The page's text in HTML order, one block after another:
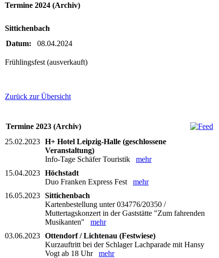
Termine 2024 (Archiv)
Sittichenbach
Datum:
08.04.2024
Frühlingsfest (ausverkauft)
Zurück zur Übersicht
Termine 2023 (Archiv)
25.02.2023 H+ Hotel Leipzig-Halle (geschlossene
Veranstaltung)
Info-Tage Schäfer Touristik mehr
15.04.2023 Höchstadt
Duo Franken Express Fest mehr
16.05.2023 Sittichenbach
Kartenbestellung unter 034776/20350 /
Muttertagskonzert in der Gaststätte "Zum fahrenden
Musikanten" mehr
03.06.2023 Ottendorf / Lichtenau (Festwiese)
Kurzauftritt bei der Schlager Lachparade mit Hansy
Vogt ab 18 Uhr mehr